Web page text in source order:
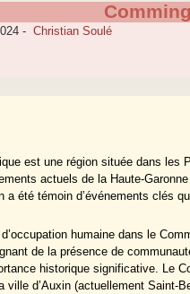
- Christian Soulé
est une région située dans
actuels de la Haute-
a été témoin d’événements clés
humaine dans le
de la présence de
historique significative. Le
ville d’Auxin (actuellement Saint-